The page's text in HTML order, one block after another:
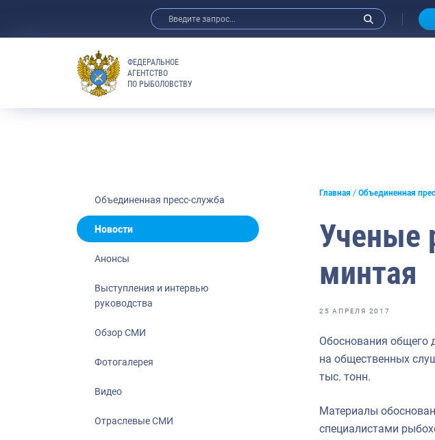
Анонсы
Отраслевые СМИ
Выставки и конференции
Рыбоохрана России
Отрасль в цифрах
Укрепление духовно-нравственных
События в России и мире
ФЕДЕРАЛЬНОЕ
АГЕНТСТВО
ПО РЫБОЛОВСТВУ
Объединенная пресс-служба
Новости
Анонсы
Выступления и интервью
руководства
Обзор СМИ
Фотогалерея
Видео
Отраслевые СМИ
Главная Объединенная
Ученые
минтая
25 АПРЕЛЯ 2017
Обоснования общего
на общественных
тыс. тонн.
Материалы
специалистами